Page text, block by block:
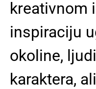
kreativnom
inspiraciju
okoline,
karaktera,